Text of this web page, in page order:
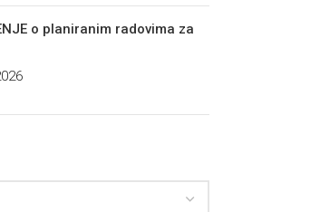
o planiranim radovima za